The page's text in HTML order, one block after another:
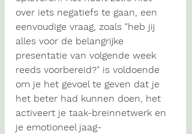
over iets negatiefs te gaan, een
eenvoudige vraag, zoals "heb jij
alles voor de belangrijke
presentatie van volgende week
reeds voorbereid?" is voldoende
om je het gevoel te geven dat je
het beter had kunnen doen, het
activeert je taak-breinnetwerk en
je emotioneel jaag-